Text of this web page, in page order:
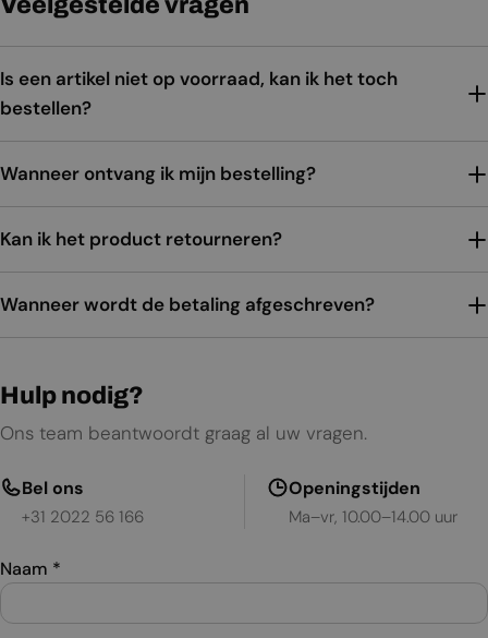
Is een artikel niet op voorraad, kan ik het toch
bestellen?
Wanneer ontvang ik mijn bestelling?
Kan ik het product retourneren?
Wanneer wordt de betaling afgeschreven?
Hulp nodig?
Ons team beantwoordt graag al uw vragen.
Bel ons
+31 2022 56 166
Openingstijden
Ma–vr, 10.00–14.00 uur
Naam *